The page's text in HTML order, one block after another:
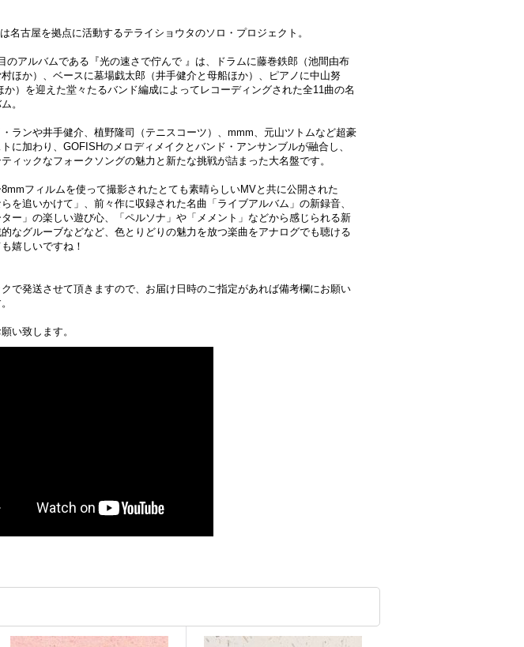
名古屋を拠点に活動するテライショウタのソロ・プロジェクト。
のアルバムである『光の速さで佇んで 』は、ドラムに藤巻鉄郎（池間由布
ほか）、ベースに墓場戯太郎（井手健介と母船ほか）、ピアノに中山努
か）を迎えた堂々たるバンド編成によってレコーディングされた全11曲の名
。
ランや井手健介、植野隆司（テニスコーツ）、mmm、元山ツトムなど超豪
に加わり、GOFISHのメロディメイクとバンド・アンサンブルが融合し、
ィックなフォークソングの魅力と新たな挑戦が詰まった大名盤です。
フィルムを使って撮影されたとても素晴らしいMVと共に公開された
らを追いかけて」、前々作に収録された名曲「ライブアルバム」の新録音、
ター」の楽しい遊び心、「ペルソナ」や「メメント」などから感じられる新
なグルーブなどなど、色とりどりの魅力を放つ楽曲をアナログでも聴ける
嬉しいですね！
で発送させて頂きますので、お届け日時のご指定があれば備考欄にお願い
い致します。